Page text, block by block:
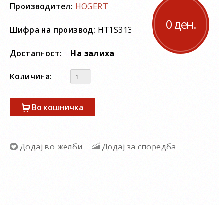
0 ден.
Производител: HOGERT
Шифра на производ: HT1S313
Достапност: На залиха
Количина:
Во кошничка
Додај во желби Додај за споредба